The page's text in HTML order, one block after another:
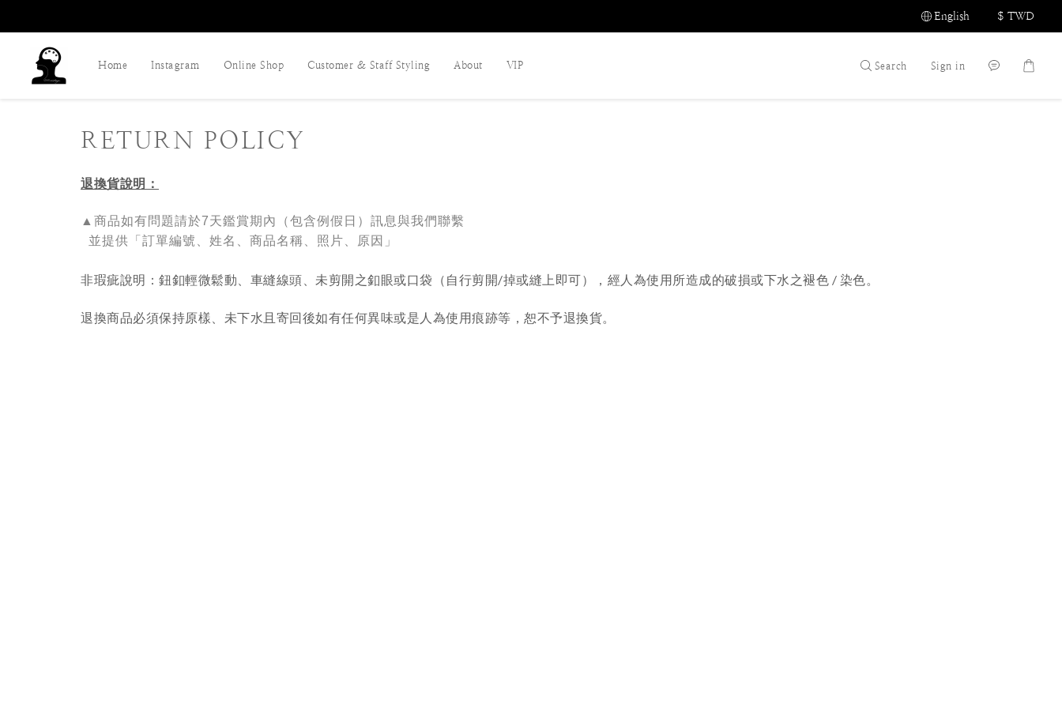
English $ TWD
Home Instagram Online Shop Customer & Staff Styling About VIP Search Sign in
RETURN POLICY
退換貨說明：
▲商品如有問題請於7天鑑賞期內（包含例假日）訊息與我們聯繫
並提供「 訂單編號 姓名、商品名稱 照 片 原因」
非瑕疵說明：鈕釦輕微鬆動、車縫線頭、未剪開之釦眼或口袋（自行剪開/掉或縫上即可），經人為使用所造成的破損或下水之褪色 / 染色。
退換商品必須保持原樣、未下水且 寄回後如有任何異味或是人為使用痕跡等 ， 恕不予退換貨。